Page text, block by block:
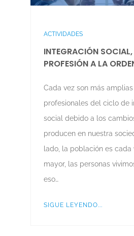
ACTIVIDADES
INTEGRACIÓN
PROFESIÓN A LA
Cada vez son más
profesionales del ciclo de
social debido a los
producen en nuestra
lado, la población es cada
mayor, las personas
eso…
SIGUE LEYENDO...